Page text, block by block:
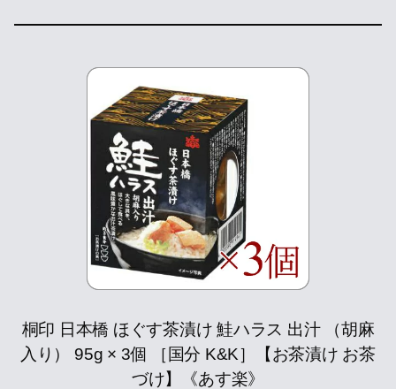
桐印 日本橋 ほぐす茶漬け 鮭ハラス 出汁 （胡麻
入り） 95g × 3個 ［国分 K&K］【お茶漬け お茶
づけ】《あす楽》